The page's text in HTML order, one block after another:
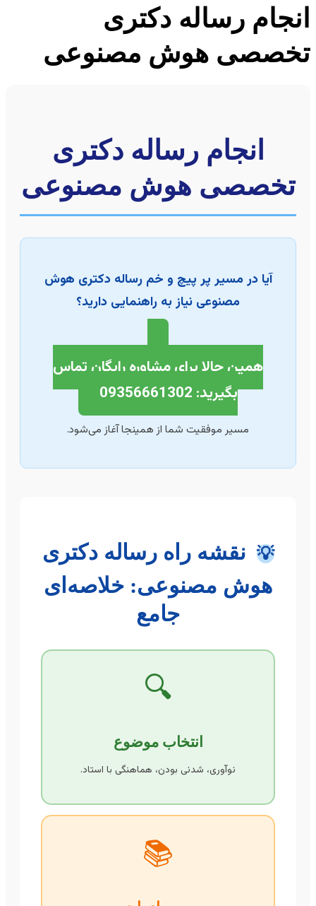
رساله دکتری
هوش مصنوعی
انجام رساله دکتری
هوش مصنوعی
آیا در مسیر پر پیچ و خم رساله دکتری هوش
مصنوعی نیاز به راهنمایی دارید؟
همین حالا برای مشاوره رایگان تماس
بگیرید: 09356661302
مسیر موفقیت شما از همینجا آغاز می‌شود.
نقشه راه رساله دکتری
هوش مصنوعی: خلاصه‌ای
جامع
🔍
انتخاب موضوع
نوآوری، شدنی بودن، هماهنگی با استاد.
📚